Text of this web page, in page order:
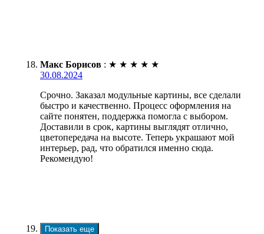
Макс Борисов : ★ ★ ★ ★ ★
30.08.2024
Срочно. Заказал модульные картины, все сделали
быстро и качественно. Процесс оформления на
сайте понятен, поддержка помогла с выбором.
Доставили в срок, картины выглядят отлично,
цветопередача на высоте. Теперь украшают мой
интерьер, рад, что обратился именно сюда.
Рекомендую!
Показать еще